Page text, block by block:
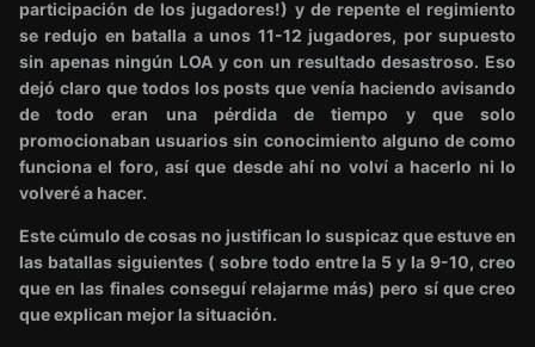
participación de los jugadores!) y de repente el regimiento
se redujo en batalla a unos 11-12 jugadores, por supuesto
sin apenas ningún LOA y con un resultado desastroso. Eso
dejó claro que todos los posts que venía haciendo avisando
de todo eran una pérdida de tiempo y que solo
promocionaban usuarios sin conocimiento alguno de como
funciona el foro, así que desde ahí no volví a hacerlo ni lo
volveré a hacer.
Este cúmulo de cosas no justifican lo suspicaz que estuve en
las batallas siguientes ( sobre todo entre la 5 y la 9-10, creo
que en las finales conseguí relajarme más) pero sí que creo
que explican mejor la situación.